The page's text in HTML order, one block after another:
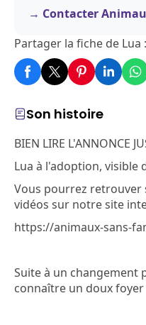
Son histoire
BIEN LIRE L'ANNONCE
Lua à l'adoption, visible
Vous pourrez retrouver
vidéos sur notre site
https://animaux-sans-
Suite à un changement
connaître un doux foyer
Contacter
Partager la fiche de Lua :